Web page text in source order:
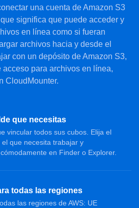
una cuenta de Amazon S3
significa que puede acceder y
en línea como si fueran
archivos hacia y desde el
con un depósito de Amazon S3,
para archivos en línea,
CloudMounter.
que necesitas
vincular todos sus cubos. Elija el
que necesita trabajar y
en Finder o Explorer.
todas las regiones
las regiones de AWS: UE